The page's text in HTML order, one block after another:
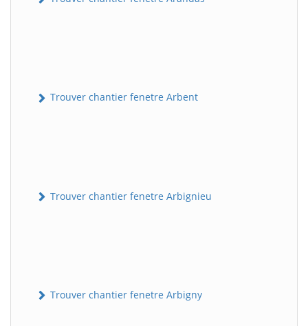
Trouver chantier fenetre Arbent
Trouver chantier fenetre Arbignieu
Trouver chantier fenetre Arbigny